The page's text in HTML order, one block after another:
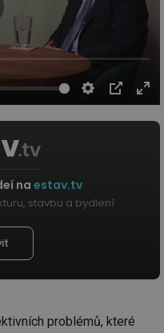
na estav.tv
stavbu a bydlení
problémů, které